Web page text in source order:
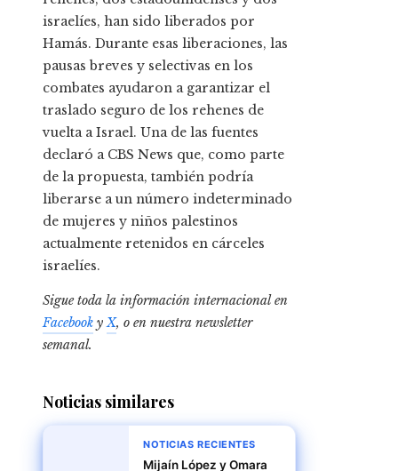
israelíes, han sido liberados por
Hamás. Durante esas liberaciones, las
pausas breves y selectivas en los
combates ayudaron a garantizar el
traslado seguro de los rehenes de
vuelta a Israel. Una de las fuentes
declaró a CBS News que, como parte
de la propuesta, también podría
liberarse a un número indeterminado
de mujeres y niños palestinos
actualmente retenidos en cárceles
israelíes.
Sigue toda la información internacional en
Facebook yX, o en nuestra newsletter
semanal.
Noticias similares
NOTICIAS RECIENTES
Mijaín López y Omara